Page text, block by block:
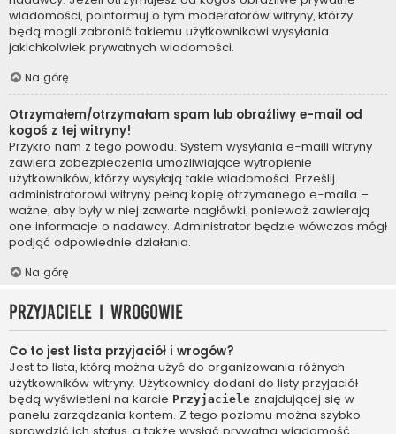
wiadomości, poinformuj o tym moderatorów witryny, którzy
będą mogli zabronić takiemu użytkownikowi wysyłania
jakichkolwiek prywatnych wiadomości.
Na górę
Otrzymałem/otrzymałam spam lub obraźliwy e-mail od
kogoś z tej witryny!
Przykro nam z tego powodu. System wysyłania e-maili witryny
zawiera zabezpieczenia umożliwiające wytropienie
użytkowników, którzy wysyłają takie wiadomości. Prześlij
administratorowi witryny pełną kopię otrzymanego e-maila –
ważne, aby były w niej zawarte nagłówki, ponieważ zawierają
one informacje o nadawcy. Administrator będzie wówczas mógł
podjąć odpowiednie działania.
Na górę
Przyjaciele i wrogowie
Co to jest lista przyjaciół i wrogów?
Jest to lista, którą można użyć do organizowania różnych
użytkowników witryny. Użytkownicy dodani do listy przyjaciół
będą wyświetleni na karcie Przyjaciele znajdującej się w
panelu zarządzania kontem. Z tego poziomu można szybko
sprawdzić ich status, a także wysłać prywatną wiadomość.